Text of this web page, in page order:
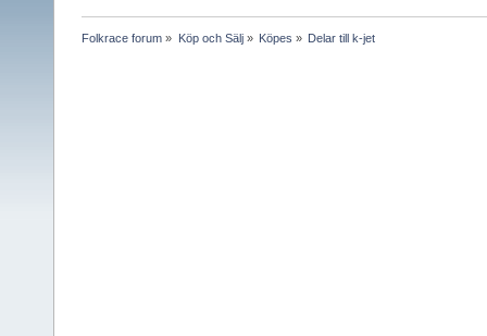
Folkrace forum » Köp och Sälj» Köpes » Delar till k-jet